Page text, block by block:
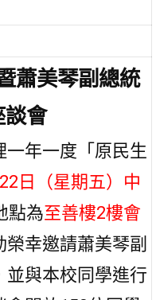
蕭美琴副總統
談會
一年一度「原民生
日（星期五）中
點為至善樓2樓會
榮幸邀請蕭美琴副
並與本校同學進行